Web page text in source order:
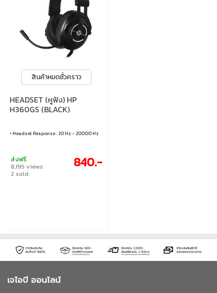
สินค้าหมดชั่วคราว
HEADSET (หูฟัง) HP
H360GS (BLACK)
• Headset Response : 20 Hz - 20000 Hz
ส่งฟรี
8,195 views
2 sold
840.-
เจไอบี ออนไลน์